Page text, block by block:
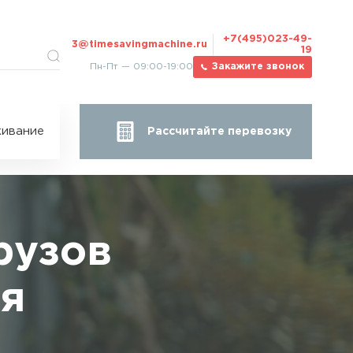
3@timesavingmachine.ru
+7(495)023-49-
19
Пн-Пт — 09:00-19:00
Закажите звонок
Рассчитайте перевозку